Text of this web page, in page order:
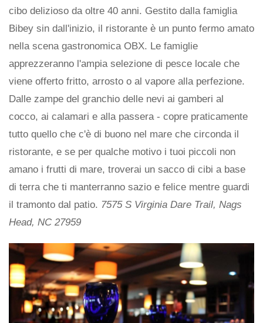
cibo delizioso da oltre 40 anni. Gestito dalla famiglia
Bibey sin dall'inizio, il ristorante è un punto fermo amato
nella scena gastronomica OBX. Le famiglie
apprezzeranno l'ampia selezione di pesce locale che
viene offerto fritto, arrosto o al vapore alla perfezione.
Dalle zampe del granchio delle nevi ai gamberi al
cocco, ai calamari e alla passera - copre praticamente
tutto quello che c'è di buono nel mare che circonda il
ristorante, e se per qualche motivo i tuoi piccoli non
amano i frutti di mare, troverai un sacco di cibi a base
di terra che ti manterranno sazio e felice mentre guardi
il tramonto dal patio. 7575 S Virginia Dare Trail, Nags
Head, NC 27959